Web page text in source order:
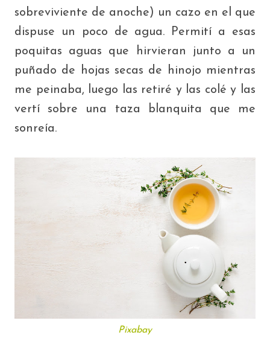
sobreviviente de anoche) un cazo en el que
dispuse un poco de agua. Permití a esas
poquitas aguas que hirvieran junto a un
puñado de hojas secas de hinojo mientras
me peinaba, luego las retiré y las colé y las
vertí sobre una taza blanquita que me
sonreía.
Pixabay